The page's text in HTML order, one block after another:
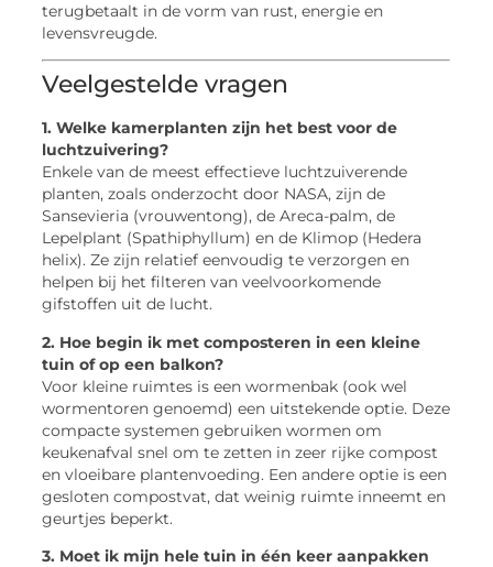
terugbetaalt in de vorm van rust, energie en
levensvreugde.
Veelgestelde vragen
1. Welke kamerplanten zijn het best voor de
luchtzuivering?
Enkele van de meest effectieve luchtzuiverende
planten, zoals onderzocht door NASA, zijn de
Sansevieria (vrouwentong), de Areca-palm, de
Lepelplant (Spathiphyllum) en de Klimop (Hedera
helix). Ze zijn relatief eenvoudig te verzorgen en
helpen bij het filteren van veelvoorkomende
gifstoffen uit de lucht.
2. Hoe begin ik met composteren in een kleine
tuin of op een balkon?
Voor kleine ruimtes is een wormenbak (ook wel
wormentoren genoemd) een uitstekende optie. Deze
compacte systemen gebruiken wormen om
keukenafval snel om te zetten in zeer rijke compost
en vloeibare plantenvoeding. Een andere optie is een
gesloten compostvat, dat weinig ruimte inneemt en
geurtjes beperkt.
3. Moet ik mijn hele tuin in één keer aanpakken